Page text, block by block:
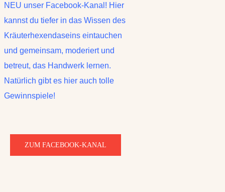
NEU unser Facebook-Kanal! Hier
kannst du tiefer in das Wissen des
Kräuterhexendaseins eintauchen
und gemeinsam, moderiert und
betreut, das Handwerk lernen.
Natürlich gibt es hier auch tolle
Gewinnspiele!
ZUM FACEBOOK-KANAL